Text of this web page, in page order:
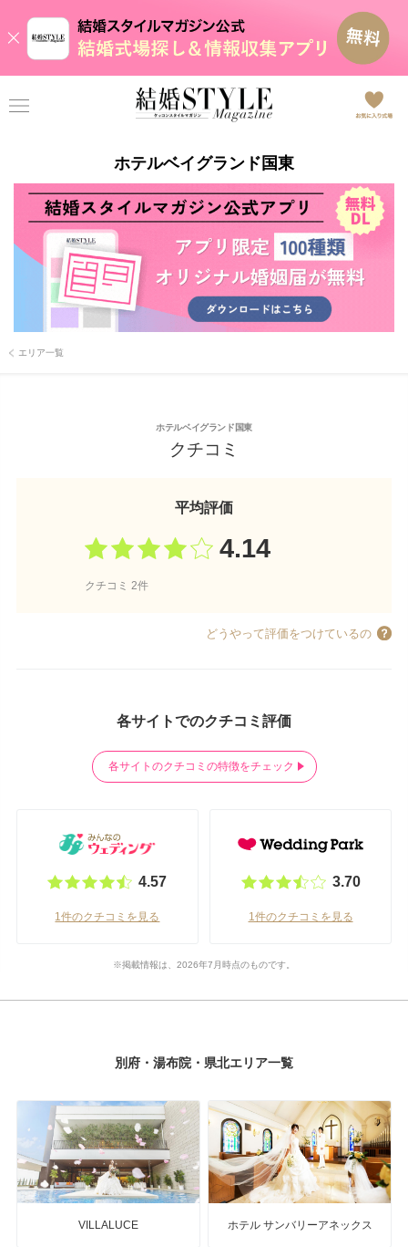
ホテルベイグランド国東
エリア一覧
ホテルベイグランド国東
クチコミ
平均評価
4.14
クチコミ 2件
どうやって評価をつけているの
各サイトでのクチコミ評価
各サイトのクチコミの特徴をチェック
4.57
1件のクチコミを見る
3.70
1件のクチコミを見る
※掲載情報は、2026年7月時点のものです。
別府・湯布院・県北エリア一覧
VILLALUCE ホテル サンバリーアネックス